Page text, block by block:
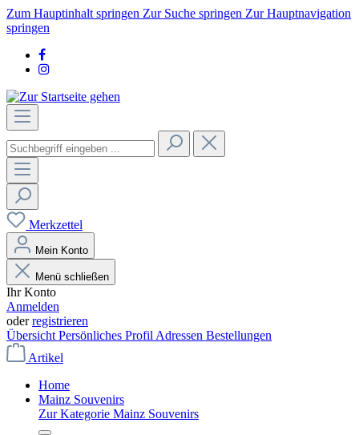
Zum Hauptinhalt springen Zur Suche springen Zur Hauptnavigation
springen
Merkzettel
Mein Konto
Menü schließen
Ihr Konto
Anmelden
oderregistrieren
Übersicht Persönliches Profil Adressen Bestellungen
Artikel
Home
Mainz Souvenirs
Zur Kategorie Mainz Souvenirs